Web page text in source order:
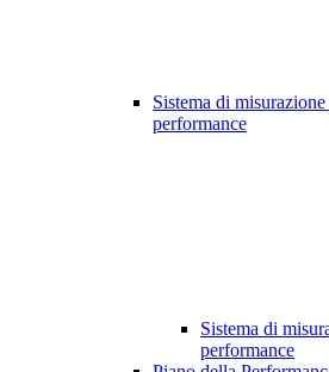
Sistema di
performance
Sistema di
performance